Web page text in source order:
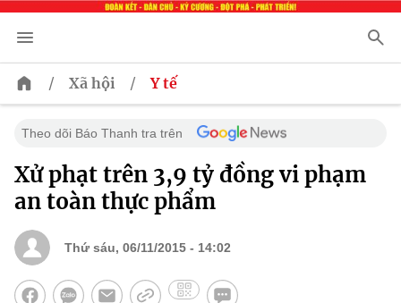
/ Xã hội / Y tế
Theo dõi Báo Thanh tra trên
Xử phạt trên 3,9 tỷ đồng vi phạm
an toàn thực phẩm
Thứ sáu, 06/11/2015 - 14:02